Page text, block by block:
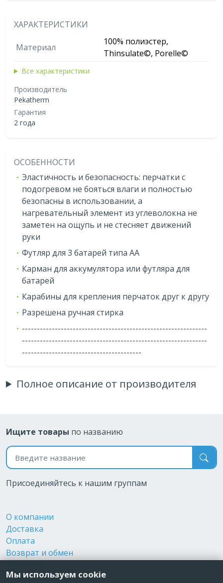
ХАРАКТЕРИСТИКИ
Материал
100% полиэстер,
Thinsulate©, Porelle©
Все характеристики
Производитель
Pekatherm
Гарантия
2 года
ОСОБЕННОСТИ
Эластичность и безопасность: перчатки с
подогревом не бояться влаги и полностью
безопасны в использовании, а
нагревательный элемент из углеволокна не
заметен на ощупь и не стесняет движений
руки
Футляр для 3 батарей типа АА
Карман для аккумулятора или футляра для
батарей
Карабины для крепления перчаток друг к другу
Разрешена ручная стирка
--------------------------------------------------------------
--------------------------------------------------------------
----------------------------------------
Полное описание от производителя
Ищите товары по названию
Поиск по названию
Присоединяйтесь к нашим группам
О компании
Доставка
Оплата
Возврат и обмен
Реквизиты
Мы используем cookie